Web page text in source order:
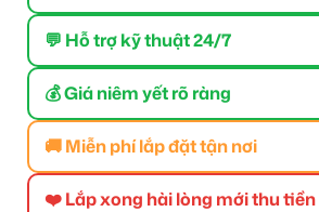
💬 Hỗ trợ kỹ thuật 24/7
💰 Giá niêm yết rõ ràng
🚚 Miễn phí lắp đặt tận nơi
❤️ Lắp xong hài lòng mới thu tiền